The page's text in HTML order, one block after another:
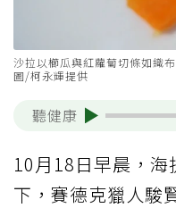
沙拉以櫛瓜與紅蘿蔔切條如織
圖/柯永輝提供
聽健康
10月18日早晨，
下，賽德克獵人駿